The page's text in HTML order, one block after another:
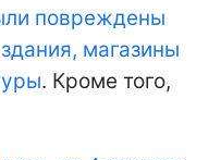
повреждены
магазины
. Кроме того,